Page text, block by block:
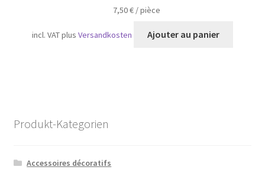
7,50€ /pièce
incl. VATplusVersandkosten Ajouter au panier
Produkt-Kategorien
Accessoires décoratifs